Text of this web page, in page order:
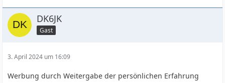
DK6JK
Gast
3. April 2024 um 16:09
Werbung durch Weitergabe der persönlichen Erfahrung